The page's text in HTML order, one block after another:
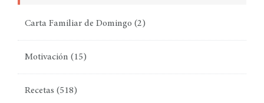
Carta Familiar de Domingo (2)
Motivación (15)
Recetas (518)